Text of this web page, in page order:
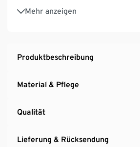
Mehr anzeigen
Mit Elasthan: formbeständig,
Tragekomfort
Produktbeschreibung
Material & Pflege
Qualität
Lieferung & Rücksendung